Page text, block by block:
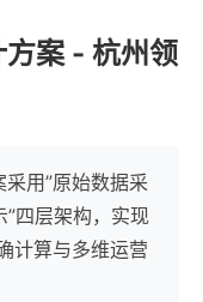
案 - 杭州领
用”原始数据采
四层架构，实现
计算与多维运营